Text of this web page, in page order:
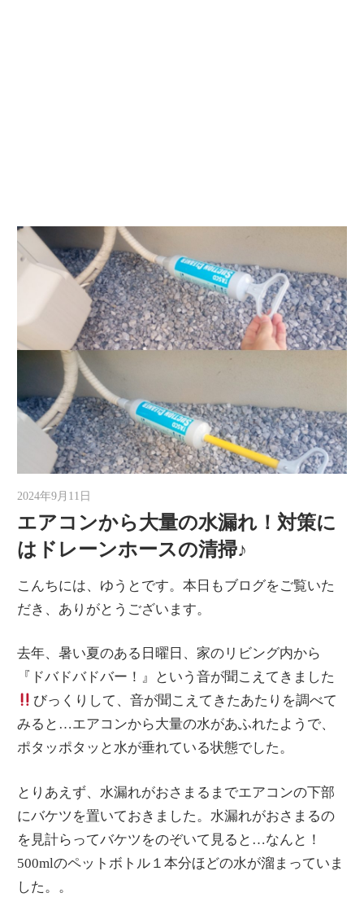
2024年9月11日
エアコンから大量の水漏れ！対策に
はドレーンホースの清掃♪
こんちには、ゆうとです。本日もブログをご覧いた
だき、ありがとうございます。
去年、暑い夏のある日曜日、家のリビング内から
『ドバドバドバー！』という音が聞こえてきました
びっくりして、音が聞こえてきたあたりを調べて
みると…エアコンから大量の水があふれたようで、
ポタッポタッと水が垂れている状態でした。
とりあえず、水漏れがおさまるまでエアコンの下部
にバケツを置いておきました。水漏れがおさまるの
を見計らってバケツをのぞいて見ると…なんと！
500mlのペットボトル１本分ほどの水が溜まっていま
した。。